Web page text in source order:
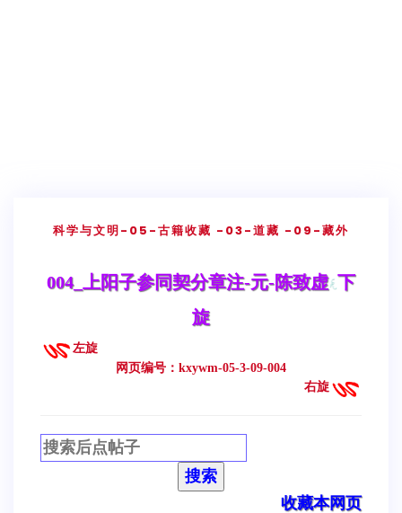
科学与文明-05-古籍收藏 -03-道藏 -09-藏外
004_上阳子参同契分章注-元-陈致虚 下
旋
左旋
网页编号：kxywm-05-3-09-004
右旋
搜索
收藏本网页